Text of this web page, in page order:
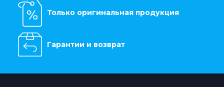
Только оригинальная продукция
Гарантии и возврат